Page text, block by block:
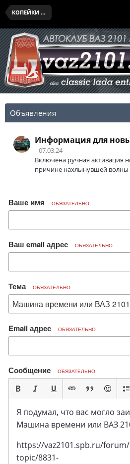
КОПЕЙКИ КЛУБА
Объявления
Информация для
07.03.24
Включена ручная активация
причине нахлынувшей волны
Ваше имя ОБЯЗАТЕЛЬНО
Ваш email адрес ОБЯЗАТЕЛЬНО
Тема ОБЯЗАТЕЛЬНО
Email адрес ОБЯЗАТЕЛЬНО
Сообщение ОБЯЗАТЕЛЬНО
Я подумал, что вас могло
Машина времени или ВАЗ
https://vaz2101.spb.ru/
topic/8831-